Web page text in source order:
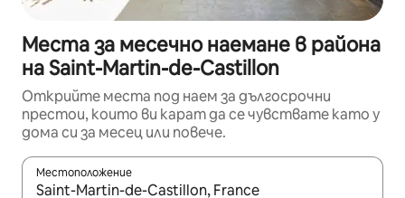
Места за месечно наемане в района
на Saint-Martin-de-Castillon
Открийте места под наем за дългосрочни
престои, които ви карат да се чувствате като у
дома си за месец или повече.
Местоположение
Когато резултатите се покажат, използвайте